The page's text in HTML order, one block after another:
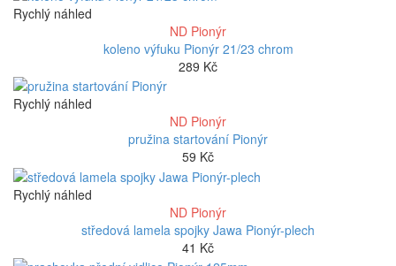
Rychlý náhled
ND Pionýr
koleno výfuku Pionýr 21/23 chrom
289 Kč
Rychlý náhled
ND Pionýr
pružina startování Pionýr
59 Kč
Rychlý náhled
ND Pionýr
středová lamela spojky Jawa Pionýr-plech
41 Kč